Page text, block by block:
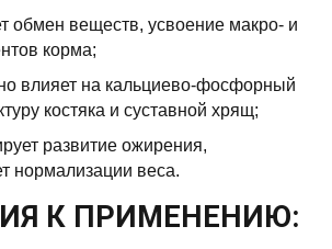
обмен веществ, усвоение макро- и
корма;
влияет на кальциево-фосфорный
костяка и суставной хрящ;
развитие ожирения,
нормализации веса.
К ПРИМЕНЕНИЮ: